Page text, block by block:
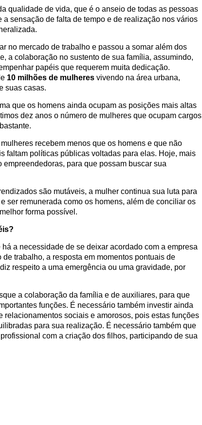
qualidade de vida, que é o anseio de todas as pessoas
a sensação de falta de tempo e de realização nos vários
no mercado de trabalho e passou a somar além dos
a colaboração no sustento de sua família, assumindo,
papéis que requerem muita dedicação.
10 milhões de mulheres vivendo na área urbana,
suas casas.
que os homens ainda ocupam as posições mais altas
dez anos o número de mulheres que ocupam cargos
recebem menos que os homens e que não
faltam políticas públicas voltadas para elas. Hoje, mais
para que possam buscar sua
são mutáveis, a mulher continua sua luta para
ser remunerada como os homens, além de conciliar os
forma possível.
a necessidade de se deixar acordado com a empresa
trabalho, a resposta em momentos pontuais de
respeito a uma emergência ou uma gravidade, por
a colaboração da família e de auxiliares, para que
funções. É necessário também investir ainda
relacionamentos sociais e amorosos, pois estas funções
para sua realização. É necessário também que
com a criação dos filhos, participando de sua